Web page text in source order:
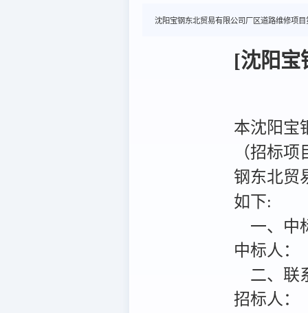
沈阳宝钢东北贸易有限公司厂区道路维修项
[沈阳宝
本沈阳宝
（招标
钢东北贸
如下:
一、中
中标人：
二、联
招标人：